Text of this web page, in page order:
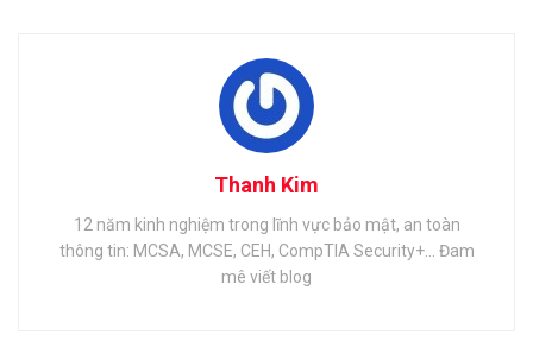
Thanh Kim
12 năm kinh nghiệm trong lĩnh vực bảo mật, an toàn
thông tin: MCSA, MCSE, CEH, CompTIA Security+... Đam
mê viết blog